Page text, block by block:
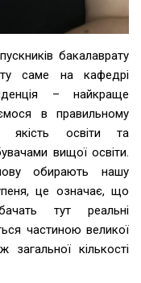
бакалаврату
саме на кафедрі
– найкраще
в правильному
якість освіти та
вищої освіти.
обирають нашу
це означає, що
тут реальні
частиною великої
загальної кількості